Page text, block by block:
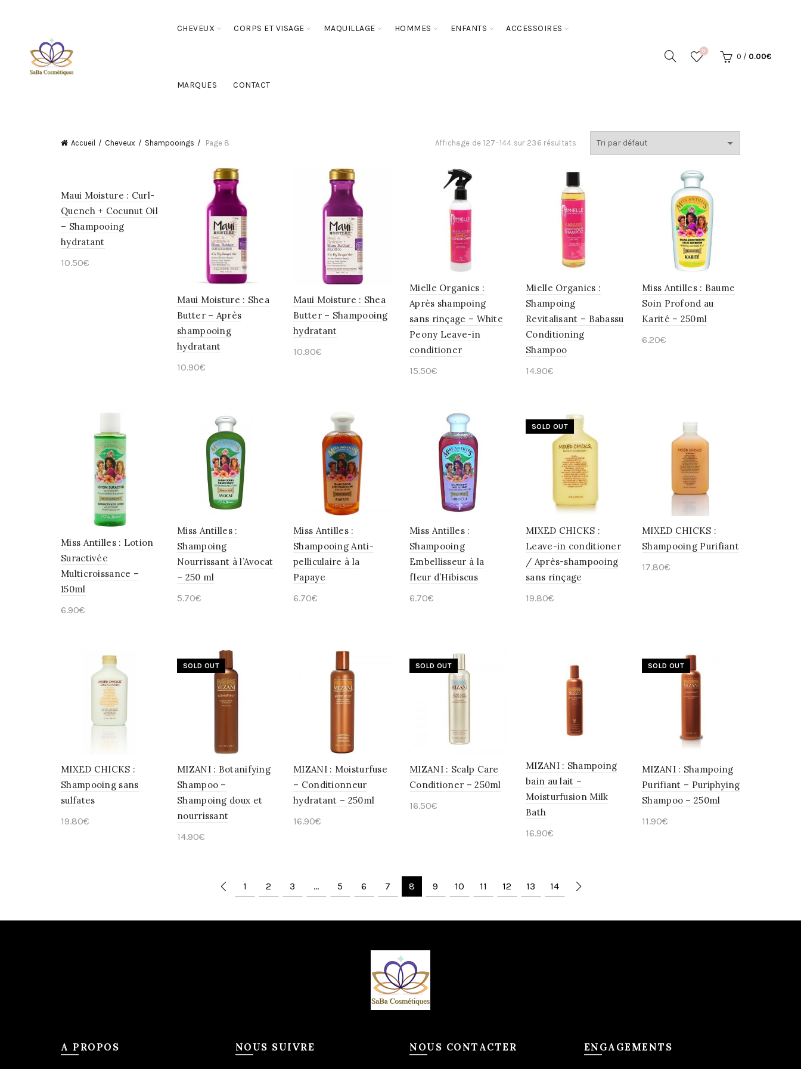
CHEVEUX CORPS ET VISAGE MAQUILLAGE HOMMES ENFANTS ACCESSOIRES
MARQUES CONTACT
0
0 / 0.00€
Accueil Cheveux Shampooings Page 8 Affichage de 127–144 sur 236 résultats
Maui Moisture : Curl-
Quench + Cocunut Oil
– Shampooing
hydratant
10.50€
Maui Moisture : Shea
Butter – Après
shampooing
hydratant
10.90€
Maui Moisture : Shea
Butter – Shampooing
hydratant
10.90€
Mielle Organics :
Après shampoing
sans rinçage – White
Peony Leave-in
conditioner
15.50€
Mielle Organics :
Shampoing
Revitalisant – Babassu
Conditioning
Shampoo
14.90€
Miss Antilles : Baume
Soin Profond au
Karité – 250ml
6.20€
Miss Antilles : Lotion
Suractivée
Multicroissance –
150ml
6.90€
Miss Antilles :
Shampoing
Nourrissant à l’Avocat
– 250 ml
5.70€
Miss Antilles :
Shampooing Anti-
pelliculaire à la
Papaye
6.70€
Miss Antilles :
Shampooing
Embellisseur à la
fleur d’Hibiscus
6.70€
SOLD OUT
MIXED CHICKS :
Leave-in conditioner
/ Après-shampooing
sans rinçage
19.80€
MIXED CHICKS :
Shampooing Purifiant
17.80€
MIXED CHICKS :
Shampooing sans
sulfates
19.80€
SOLD OUT
MIZANI : Botanifying
Shampoo –
Shampoing doux et
nourrissant
14.90€
MIZANI : Moisturfuse
– Conditionneur
hydratant – 250ml
16.90€
SOLD OUT
MIZANI : Scalp Care
Conditioner – 250ml
16.50€
MIZANI : Shampoing
bain au lait –
Moisturfusion Milk
Bath
16.90€
SOLD OUT
MIZANI : Shampoing
Purifiant – Puriphying
Shampoo – 250ml
11.90€
1 2 3 … 5 6 7 8 9 10 11 12 13 14
A PROPOS NOUS SUIVRE NOUS CONTACTER ENGAGEMENTS